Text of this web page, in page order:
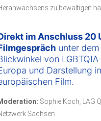
zu bewältigen
im Anschluss 20
unter dem
von
und Darstellung
Film.
Sophie Koch, LAG
Sachsen